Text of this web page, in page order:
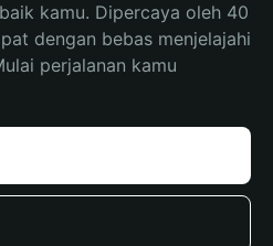
kamu. Dipercaya oleh 40
dengan bebas menjelajahi
perjalanan kamu